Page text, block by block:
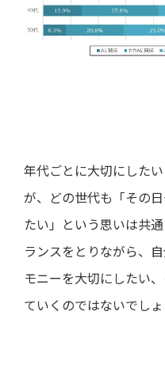
年代ごとに大切にした
が、どの世代も「その
たい」という思いは共
ランスをとりながら、
モニーを大切にしたい
ていくのではないでしょ